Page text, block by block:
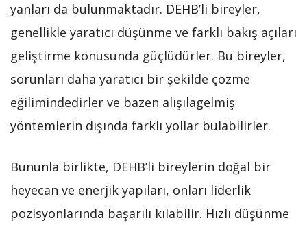
yanları da bulunmaktadır. DEHB’li bireyler,
genellikle yaratıcı düşünme ve farklı bakış açıları
geliştirme konusunda güçlüdürler. Bu bireyler,
sorunları daha yaratıcı bir şekilde çözme
eğilimindedirler ve bazen alışılagelmiş
yöntemlerin dışında farklı yollar bulabilirler.
Bununla birlikte, DEHB’li bireylerin doğal bir
heyecan ve enerjik yapıları, onları liderlik
pozisyonlarında başarılı kılabilir. Hızlı düşünme